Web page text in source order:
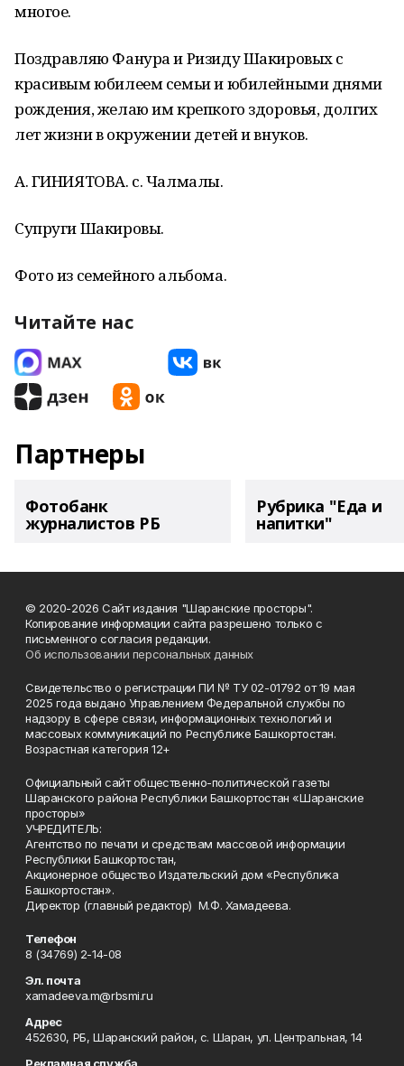
многое.
Поздравляю Фанура и Ризиду Шакировых с
красивым юбилеем семьи и юбилейными днями
рождения, желаю им крепкого здоровья, долгих
лет жизни в окружении детей и внуков.
А. ГИНИЯТОВА. с. Чалмалы.
Супруги Шакировы.
Фото из семейного альбома.
Читайте нас
Партнеры
Фотобанк
журналистов РБ
Рубрика "Еда и
напитки"
© 2020-2026 Сайт издания "Шаранские просторы".
Копирование информации сайта разрешено только с
письменного согласия редакции.
Об использовании персональных данных
Свидетельство о регистрации ПИ № ТУ 02-01792 от 19 мая
2025 года выдано Управлением Федеральной службы по
надзору в сфере связи, информационных технологий и
массовых коммуникаций по Республике Башкортостан.
Возрастная категория 12+
Официальный сайт общественно-политической газеты
Шаранского района Республики Башкортостан «Шаранские
просторы»
УЧРЕДИТЕЛЬ:
Агентство по печати и средствам массовой информации
Республики Башкортостан,
Акционерное общество Издательский дом «Республика
Башкортостан».
Директор (главный редактор) М.Ф. Хамадеева.
Телефон
8 (34769) 2-14-08
Эл. почта
xamadeeva.m@rbsmi.ru
Адрес
452630, РБ, Шаранский район, с. Шаран, ул. Центральная, 14